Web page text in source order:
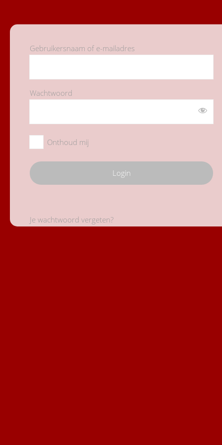
Gebruikersnaam of e-mailadres
Wachtwoord
Onthoud mij
Je wachtwoord vergeten?